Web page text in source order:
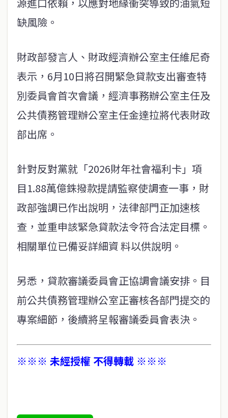
缺風險。
財政部發言人、財政經濟辦公室主任維尼奇
表示，6月10日將召開緊急貸款支出審查特
別委員會首次會議，經濟事務辦公室主任及
公共債務管理辦公室主任金達拉將代表財政
部出席。
針對反對黨就「2026財年社會福利卡」項
目1.88萬億銖撥款提請監察使調查一事，財
政部強調已作出說明，法律部門正加速核
查，並重申該緊急貸款法令符合法定目標。
相關單位已備妥詳細資 料以供說明。
另悉，貸款審議委員會正協調會議安排。目
前公共債務管理辦公室正審核各部門提交的
專案細節，後續將呈報審議委員會表決。
※※※ 未經授權 不得轉載 ※※※